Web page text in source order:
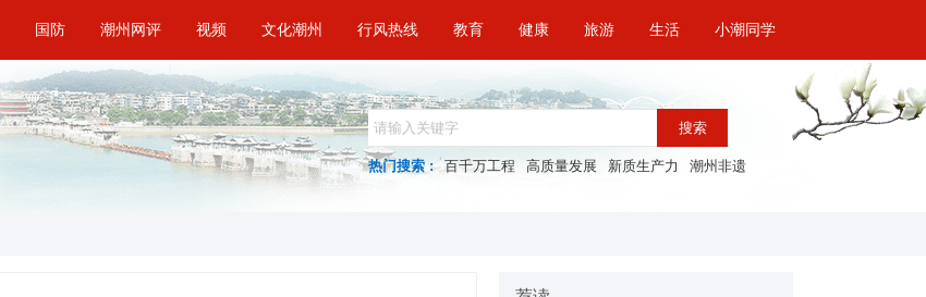
国防 潮州网评 视频 文化潮州 行风热线 教育 健康 旅游 生活 小潮同学
搜索
热门搜索 : 百千万工程 高质量发展 新质生产力 潮州非遗